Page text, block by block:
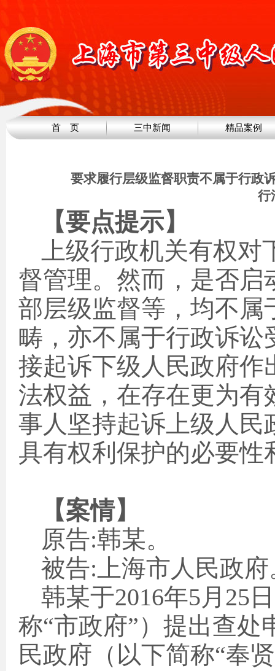
首 页 三中新闻 精品案例
要求履行层级监督职责不属于行
行
【要点提示】
上级行政机关有权对
督管理。然而，是否
部层级监督等，均不属
畴，亦不属于行政诉
接起诉下级人民政府作
法权益，在存在更为
事人坚持起诉上级人民
具有权利保护的必要性
【案情】
原告:韩某。
被告:上海市人民政府
韩某于2016年5月 25
称“市政府”）提出查
民政府（以下简称“奉